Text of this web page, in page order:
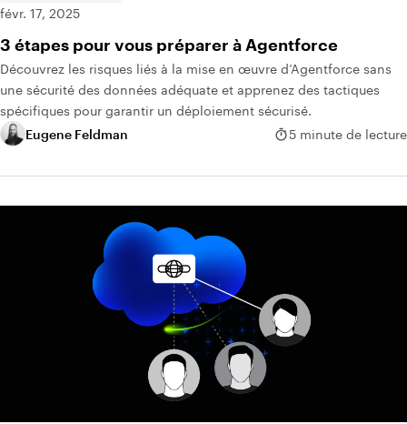
févr. 17, 2025
3 étapes pour vous préparer à Agentforce
Découvrez les risques liés à la mise en œuvre d’Agentforce sans
une sécurité des données adéquate et apprenez des tactiques
spécifiques pour garantir un déploiement sécurisé.
Eugene Feldman
5 minute de lecture